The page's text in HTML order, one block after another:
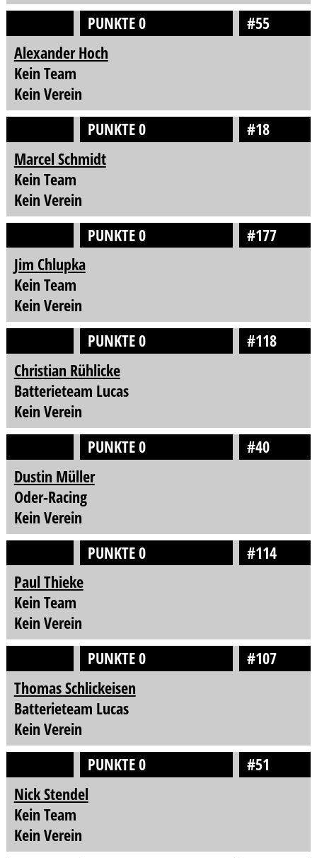
PUNKTE 0
#55
Alexander Hoch
Kein Team
Kein Verein
PUNKTE 0
#18
Marcel Schmidt
Kein Team
Kein Verein
PUNKTE 0
#177
Jim Chlupka
Kein Team
Kein Verein
PUNKTE 0
#118
Christian Rühlicke
Batterieteam Lucas
Kein Verein
PUNKTE 0
#40
Dustin Müller
Oder-Racing
Kein Verein
PUNKTE 0
#114
Paul Thieke
Kein Team
Kein Verein
PUNKTE 0
#107
Thomas Schlickeisen
Batterieteam Lucas
Kein Verein
PUNKTE 0
#51
Nick Stendel
Kein Team
Kein Verein